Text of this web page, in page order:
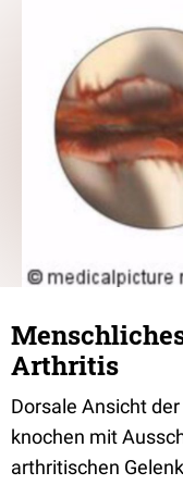
Arthritis
Dorsale Ansicht
knochen mit
arthritischen